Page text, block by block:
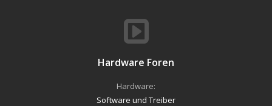
Hardware Foren
Hardware:
Software und Treiber